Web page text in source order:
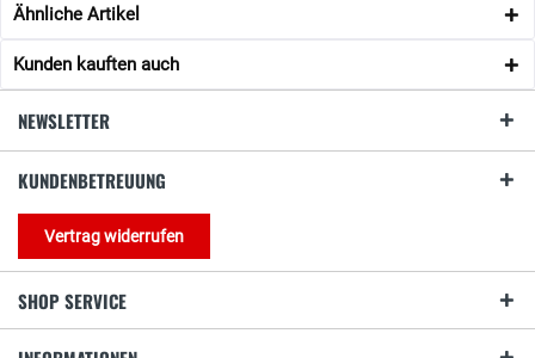
Ähnliche Artikel
Kunden kauften auch
NEWSLETTER
KUNDENBETREUUNG
Vertrag widerrufen
SHOP SERVICE